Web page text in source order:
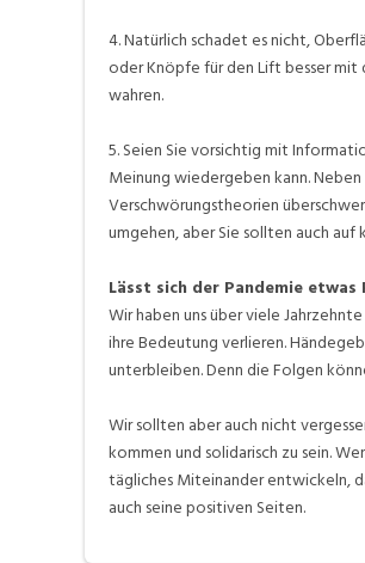
4. Natürlich schadet es nicht,
oder Knöpfe für den Lift besser
wahren.
5. Seien Sie vorsichtig mit
Meinung wiedergeben kann.
Verschwörungstheorien
umgehen, aber Sie sollten auch auf
Lässt sich der Pandemie
Wir haben uns über viele
ihre Bedeutung verlieren.
unterbleiben. Denn die Folgen
Wir sollten aber auch nicht
kommen und solidarisch zu sein.
tägliches Miteinander entwickeln,
auch seine positiven Seiten.